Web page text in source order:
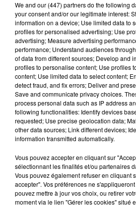
Lecture (2 min 22 sec)
100%
30 mai 2024 - 2 min 22 sec
LES INFOS DU TARN DU
We and our (447) partnersdo the following
your consent and/or our legitimate interest:
information on a device; Use limited data to
profiles for personalised advertising; Use
advertising; Measure advertising
performance; Understand audiences
of data from different sources; Develop and
profiles to personalise content; Use profiles
content; Use limited data to select content;
detect fraud, and fix errors; Deliver and
Save and communicate privacy choices.
process personal data such as IP address
following functionalities: Identify devices
requested; Use precise geolocation data;
other data sources; Link different devices;
information transmitted automatically.
Vous pouvez accepter en cliquant sur
sélectionnant les finalités et/ou partenaires
Vous pouvez également refuser en cliquant
accepter". Vos préférences ne
pouvez mettre à jour vos choix, ou retirer
moment via le lien "Gérer les cookies" situé